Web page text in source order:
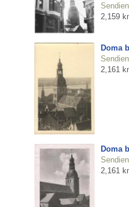
2,159
Doma
2,161
Doma
2,161